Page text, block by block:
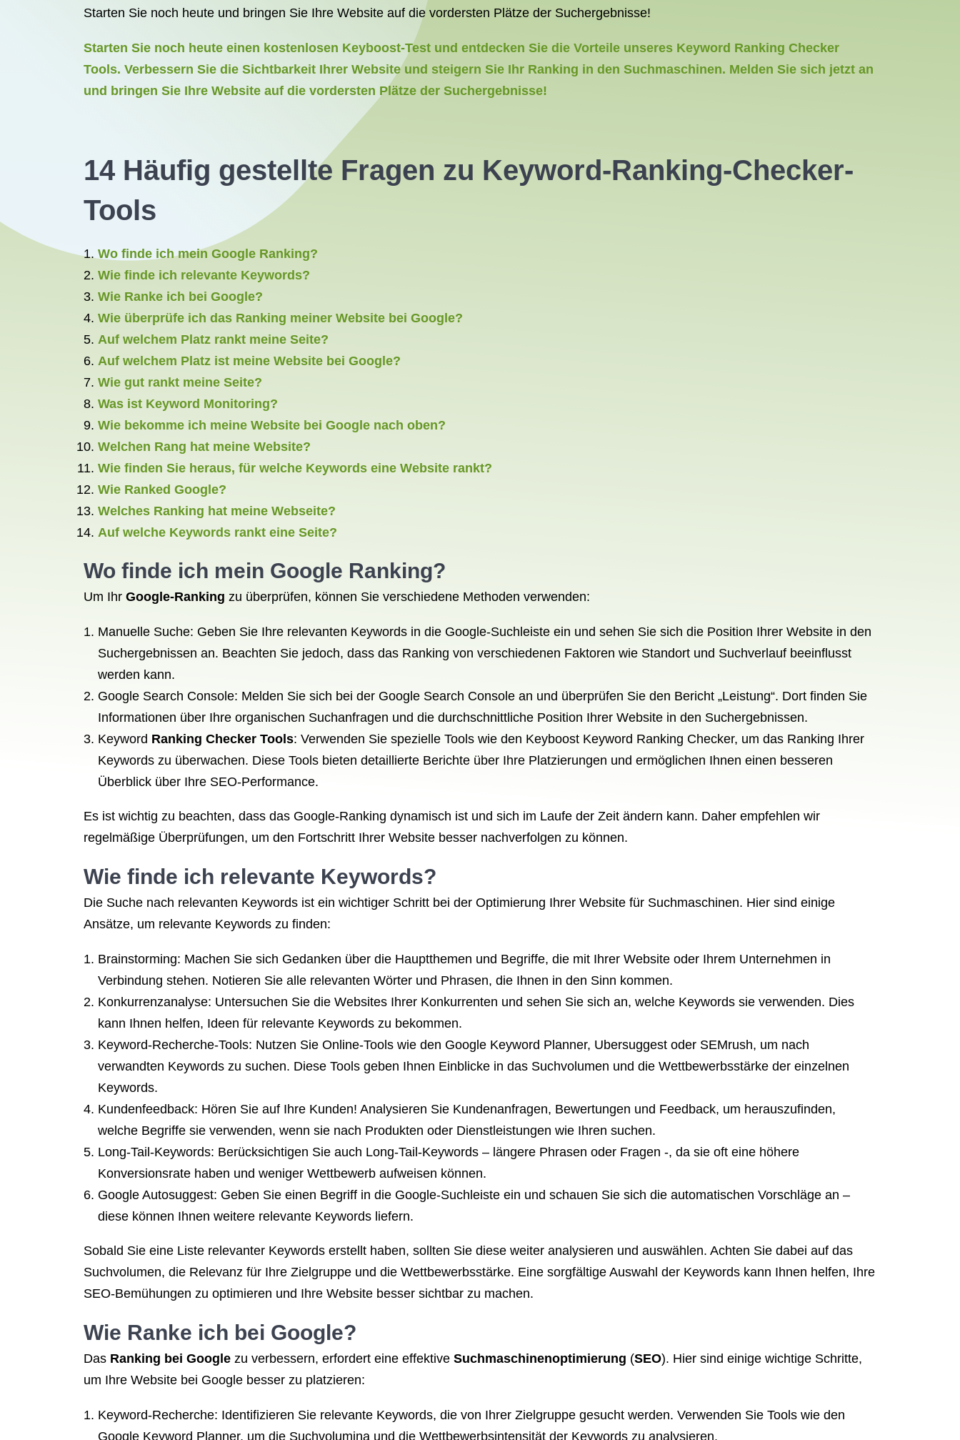
Starten Sie noch heute und bringen Sie Ihre Website auf die vordersten Plätze der Suchergebnisse!
Starten Sie noch heute einen kostenlosen Keyboost-Test und entdecken Sie die Vorteile unseres Keyword Ranking Checker
Tools. Verbessern Sie die Sichtbarkeit Ihrer Website und steigern Sie Ihr Ranking in den Suchmaschinen. Melden Sie sich jetzt an
und bringen Sie Ihre Website auf die vordersten Plätze der Suchergebnisse!
14 Häufig gestellte Fragen zu Keyword-Ranking-Checker-
Tools
Wo finde ich mein Google Ranking?
Wie finde ich relevante Keywords?
Wie Ranke ich bei Google?
Wie überprüfe ich das Ranking meiner Website bei Google?
Auf welchem Platz rankt meine Seite?
Auf welchem Platz ist meine Website bei Google?
Wie gut rankt meine Seite?
Was ist Keyword Monitoring?
Wie bekomme ich meine Website bei Google nach oben?
Welchen Rang hat meine Website?
Wie finden Sie heraus, für welche Keywords eine Website rankt?
Wie Ranked Google?
Welches Ranking hat meine Webseite?
Auf welche Keywords rankt eine Seite?
Wo finde ich mein Google Ranking?
Um Ihr Google-Ranking zu überprüfen, können Sie verschiedene Methoden verwenden:
Manuelle Suche: Geben Sie Ihre relevanten Keywords in die Google-Suchleiste ein und sehen Sie sich die Position Ihrer Website in den
Suchergebnissen an. Beachten Sie jedoch, dass das Ranking von verschiedenen Faktoren wie Standort und Suchverlauf beeinflusst
werden kann.
Google Search Console: Melden Sie sich bei der Google Search Console an und überprüfen Sie den Bericht „Leistung“. Dort finden Sie
Informationen über Ihre organischen Suchanfragen und die durchschnittliche Position Ihrer Website in den Suchergebnissen.
Keyword Ranking Checker Tools: Verwenden Sie spezielle Tools wie den Keyboost Keyword Ranking Checker, um das Ranking Ihrer
Keywords zu überwachen. Diese Tools bieten detaillierte Berichte über Ihre Platzierungen und ermöglichen Ihnen einen besseren
Überblick über Ihre SEO-Performance.
Es ist wichtig zu beachten, dass das Google-Ranking dynamisch ist und sich im Laufe der Zeit ändern kann. Daher empfehlen wir
regelmäßige Überprüfungen, um den Fortschritt Ihrer Website besser nachverfolgen zu können.
Wie finde ich relevante Keywords?
Die Suche nach relevanten Keywords ist ein wichtiger Schritt bei der Optimierung Ihrer Website für Suchmaschinen. Hier sind einige
Ansätze, um relevante Keywords zu finden:
Brainstorming: Machen Sie sich Gedanken über die Hauptthemen und Begriffe, die mit Ihrer Website oder Ihrem Unternehmen in
Verbindung stehen. Notieren Sie alle relevanten Wörter und Phrasen, die Ihnen in den Sinn kommen.
Konkurrenzanalyse: Untersuchen Sie die Websites Ihrer Konkurrenten und sehen Sie sich an, welche Keywords sie verwenden. Dies
kann Ihnen helfen, Ideen für relevante Keywords zu bekommen.
Keyword-Recherche-Tools: Nutzen Sie Online-Tools wie den Google Keyword Planner, Ubersuggest oder SEMrush, um nach
verwandten Keywords zu suchen. Diese Tools geben Ihnen Einblicke in das Suchvolumen und die Wettbewerbsstärke der einzelnen
Keywords.
Kundenfeedback: Hören Sie auf Ihre Kunden! Analysieren Sie Kundenanfragen, Bewertungen und Feedback, um herauszufinden,
welche Begriffe sie verwenden, wenn sie nach Produkten oder Dienstleistungen wie Ihren suchen.
Long-Tail-Keywords: Berücksichtigen Sie auch Long-Tail-Keywords – längere Phrasen oder Fragen -, da sie oft eine höhere
Konversionsrate haben und weniger Wettbewerb aufweisen können.
Google Autosuggest: Geben Sie einen Begriff in die Google-Suchleiste ein und schauen Sie sich die automatischen Vorschläge an –
diese können Ihnen weitere relevante Keywords liefern.
Sobald Sie eine Liste relevanter Keywords erstellt haben, sollten Sie diese weiter analysieren und auswählen. Achten Sie dabei auf das
Suchvolumen, die Relevanz für Ihre Zielgruppe und die Wettbewerbsstärke. Eine sorgfältige Auswahl der Keywords kann Ihnen helfen, Ihre
SEO-Bemühungen zu optimieren und Ihre Website besser sichtbar zu machen.
Wie Ranke ich bei Google?
Das Ranking bei Google zu verbessern, erfordert eine effektive Suchmaschinenoptimierung (SEO). Hier sind einige wichtige Schritte,
um Ihre Website bei Google besser zu platzieren:
Keyword-Recherche: Identifizieren Sie relevante Keywords, die von Ihrer Zielgruppe gesucht werden. Verwenden Sie Tools wie den
Google Keyword Planner, um die Suchvolumina und die Wettbewerbsintensität der Keywords zu analysieren.